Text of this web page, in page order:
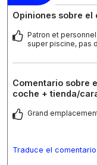
Opiniones sobre el
Patron et
super piscine, pas
Comentario sobre
coche + tienda/
Grand
Traduce el